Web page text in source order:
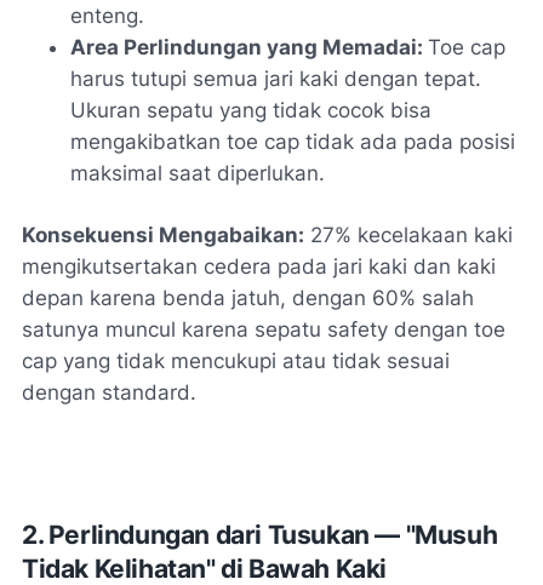
enteng.
Area Perlindungan yang Memadai: Toe cap
harus tutupi semua jari kaki dengan tepat.
Ukuran sepatu yang tidak cocok bisa
mengakibatkan toe cap tidak ada pada posisi
maksimal saat diperlukan.
Konsekuensi Mengabaikan: 27% kecelakaan kaki
mengikutsertakan cedera pada jari kaki dan kaki
depan karena benda jatuh, dengan 60% salah
satunya muncul karena sepatu safety dengan toe
cap yang tidak mencukupi atau tidak sesuai
dengan standard.
2. Perlindungan dari Tusukan — "Musuh
Tidak Kelihatan" di Bawah Kaki